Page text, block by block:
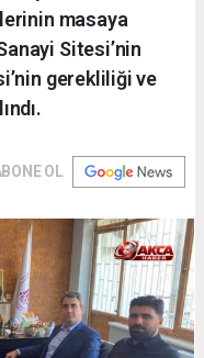
masaya
Sitesi’nin
gerekliliği ve
OL